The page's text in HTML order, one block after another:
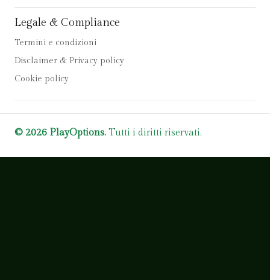
Legale & Compliance
Termini e condizioni
Disclaimer & Privacy policy
Cookie policy
© 2026 PlayOptions. Tutti i diritti riservati.